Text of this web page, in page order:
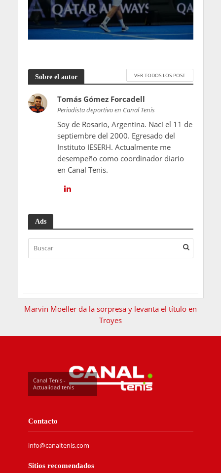
Sobre el autor VER TODOS LOS POST
Tomás Gómez Forcadell
Periodista deportivo en Canal Tenis
Soy de Rosario, Argentina. Nací el 11 de
septiembre del 2000. Egresado del
Instituto IESERH. Actualmente me
desempeño como coordinador diario
en Canal Tenis.
Ads
Marvin Moeller da la sorpresa y levanta el título en
Troyes
Canal Tenis -
Actualidad tenis
Contacto
info@canaltenis.com
Sitios recomendados